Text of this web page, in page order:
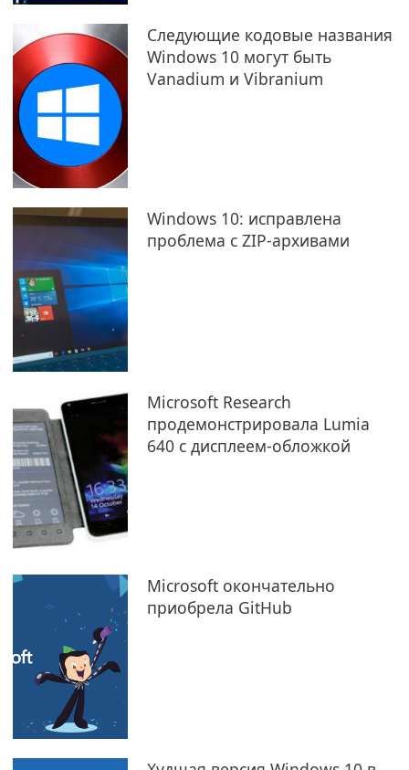
Следующие кодовые названия
Windows 10 могут быть
Vanadium и Vibranium
Windows 10: исправлена
проблема с ZIP-архивами
Microsoft Research
продемонстрировала Lumia
640 с дисплеем-обложкой
Microsoft окончательно
приобрела GitHub